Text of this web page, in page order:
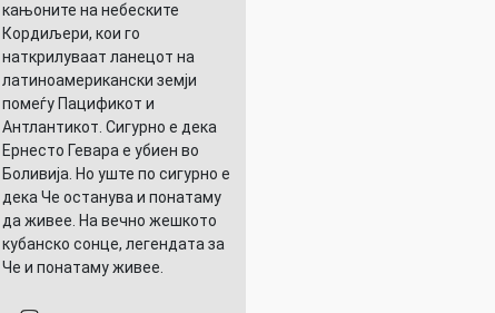
кањоните на небеските
Кордиљери, кои го
наткрилуваат ланецот на
латиноамерикански земји
помеѓу Пацификот и
Антлантикот. Сигурно е дека
Ернесто Гевара е убиен во
Боливија. Но уште по сигурно е
дека Че останува и понатаму
да живее. На вечно жешкото
кубанско сонце, легендата за
Че и понатаму живее.